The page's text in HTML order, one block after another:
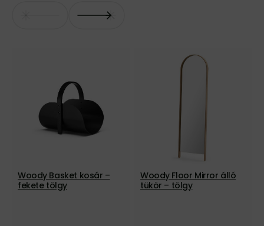
Woody Basket kosár –
fekete tölgy
Woody Floor Mirror álló
tükör – tölgy